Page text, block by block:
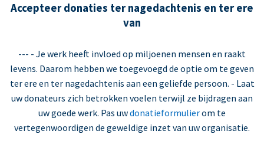
Accepteer donaties ter nagedachtenis en ter ere
van
--- - Je werk heeft invloed op miljoenen mensen en raakt
levens. Daarom hebben we toegevoegd de optie om te geven
ter ere en ter nagedachtenis aan een geliefde persoon. - Laat
uw donateurs zich betrokken voelen terwijl ze bijdragen aan
uw goede werk. Pas uwdonatieformulierom te
vertegenwoordigen de geweldige inzet van uw organisatie.